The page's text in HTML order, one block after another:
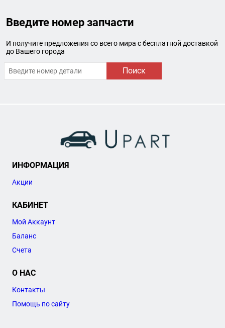
Введите номер запчасти
И получите предложения со всего мира с бесплатной доставкой
до Вашего города
Поиск
ИНФОРМАЦИЯ
Акции
КАБИНЕТ
Мой Аккаунт
Баланс
Счета
О НАС
Контакты
Помощь по сайту